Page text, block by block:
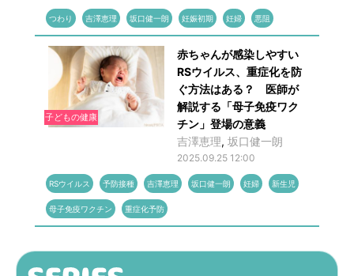
つわり 吉澤恵理 坂口健一朗 妊娠初期 妊婦 悪阻
子どもの健康
赤ちゃんが感染しやすい
RSウイルス、重症化を防
ぐ方法はある？ 医師が
解説する「母子免疫ワク
チン」登場の意義
吉澤恵理, 坂口健一朗
2025.09.25 12:00
RSウイルス 予防接種 吉澤恵理 坂口健一朗 妊婦 新生児
母子免疫ワクチン 重症化予防